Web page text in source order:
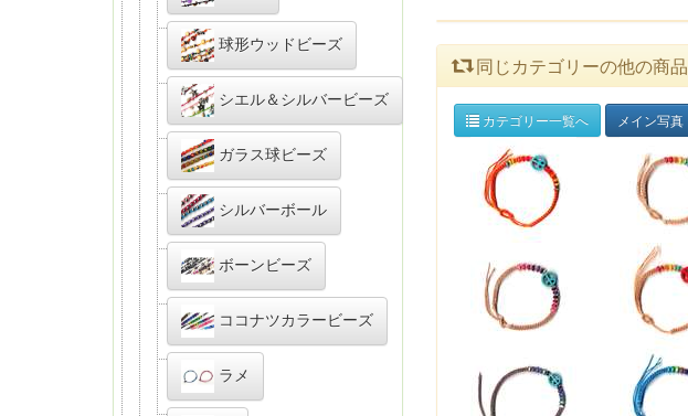
同じカテゴリーの他の商品
カテゴリー一覧へ メイン写真
球形ウッドビーズ
シエル＆シルバービーズ
ガラス球ビーズ
シルバーボール
ボーンビーズ
ココナツカラービーズ
ラメ